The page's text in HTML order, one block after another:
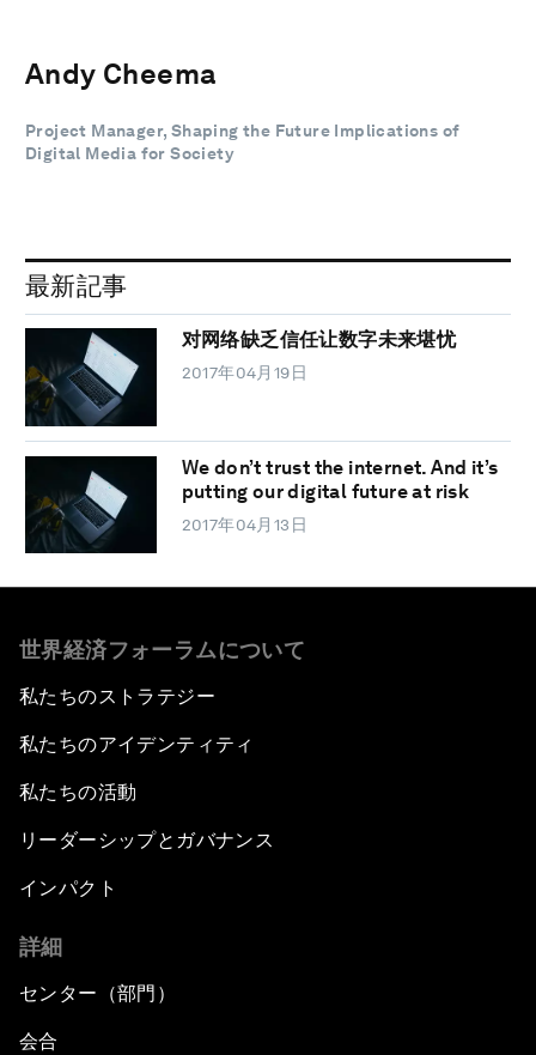
Andy Cheema
Project Manager, Shaping the Future Implications of
Digital Media for Society
最新記事
对网络缺乏信任让数字未来堪忧
2017年04月19日
We don’t trust the internet. And it’s
putting our digital future at risk
2017年04月13日
世界経済フォーラムについて
私たちのストラテジー
私たちのアイデンティティ
私たちの活動
リーダーシップとガバナンス
インパクト
詳細
センター（部門）
会合